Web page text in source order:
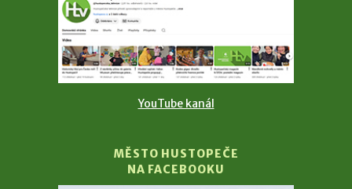
YouTube kanál
MĚSTO HUSTOPEČE
NA FACEBOOKU